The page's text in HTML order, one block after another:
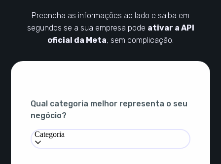
Qual categoria melhor representa o seu
negócio?
Categoria
Preencha as informações ao lado e saiba em
segundos se a sua empresa pode ativar a API
oficial da Meta, sem complicação.